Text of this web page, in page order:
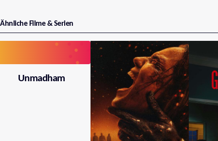
Ähnliche Filme & Serien
Unmadham